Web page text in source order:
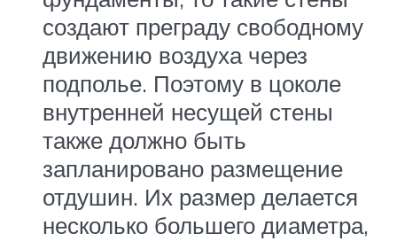
создают преграду свободному
движению воздуха через
подполье. Поэтому в цоколе
внутренней несущей стены
также должно быть
запланировано размещение
отдушин. Их размер делается
несколько большего диаметра,